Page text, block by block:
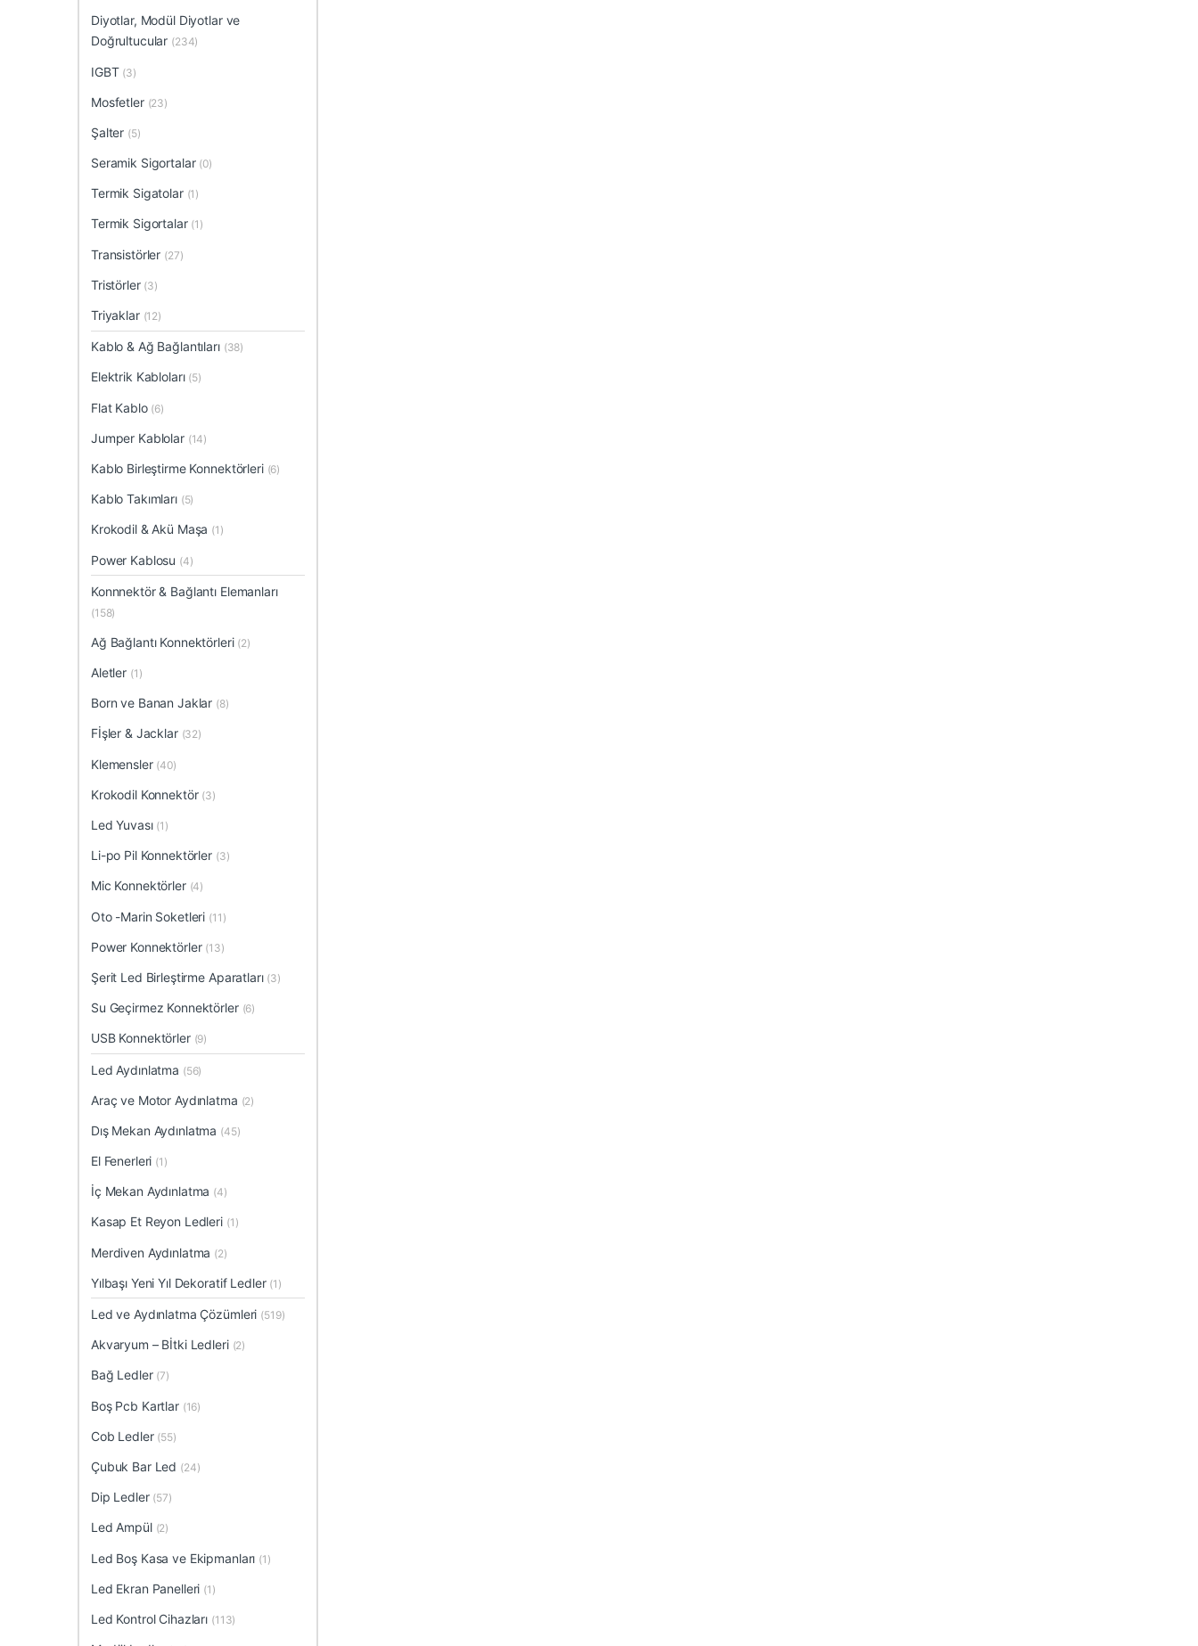
Diyotlar, Modül Diyotlar ve
Doğrultucular (234)
IGBT (3)
Mosfetler (23)
Şalter (5)
Seramik Sigortalar (0)
Termik Sigatolar (1)
Termik Sigortalar (1)
Transistörler (27)
Tristörler (3)
Triyaklar (12)
Kablo & Ağ Bağlantıları (38)
Elektrik Kabloları (5)
Flat Kablo (6)
Jumper Kablolar (14)
Kablo Birleştirme Konnektörleri (6)
Kablo Takımları (5)
Krokodil & Akü Maşa (1)
Power Kablosu (4)
Konnnektör & Bağlantı Elemanları
(158)
Ağ Bağlantı Konnektörleri (2)
Aletler (1)
Born ve Banan Jaklar (8)
Fİşler & Jacklar (32)
Klemensler (40)
Krokodil Konnektör (3)
Led Yuvası (1)
Li-po Pil Konnektörler (3)
Mic Konnektörler (4)
Oto -Marin Soketleri (11)
Power Konnektörler (13)
Şerit Led Birleştirme Aparatları (3)
Su Geçirmez Konnektörler (6)
USB Konnektörler (9)
Led Aydınlatma (56)
Araç ve Motor Aydınlatma (2)
Dış Mekan Aydınlatma (45)
El Fenerleri (1)
İç Mekan Aydınlatma (4)
Kasap Et Reyon Ledleri (1)
Merdiven Aydınlatma (2)
Yılbaşı Yeni Yıl Dekoratif Ledler (1)
Led ve Aydınlatma Çözümleri (519)
Akvaryum – Bİtki Ledleri (2)
Bağ Ledler (7)
Boş Pcb Kartlar (16)
Cob Ledler (55)
Çubuk Bar Led (24)
Dip Ledler (57)
Led Ampül (2)
Led Boş Kasa ve Ekipmanları (1)
Led Ekran Panelleri (1)
Led Kontrol Cihazları (113)